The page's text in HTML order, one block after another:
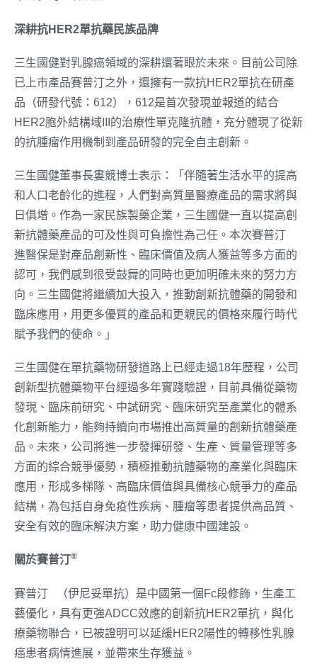
深耕抗HER2單抗藥民族品牌
三生國健對乳腺癌領域的深耕還著眼於未來。目前公司除
已上市產品賽普汀之外，還擁有一款抗HER2單抗在研產
品（研發代號：612），612是首次發現並報道的結合
HER2胞外結構域III的治療性單克隆抗體，充分體現了從新
的抗腫瘤作用機制到產品研發的完全自主創新。
三生國健董事長婁競博士表示：「伴隨著生活水平的提高
和人口老齡化的進程，人們對高質量醫療產品的需求將與
日俱增。作為一家民族製藥企業，三生國健一直以提高創
新抗體藥產品的可及性與可負擔性為己任。本次賽普汀
進醫保是對產品創新性、臨床價值及病人獲益等多方面的
認可，我們感到很受鼓舞的同時也更加明確未來的努力方
向。三生國健將繼續加大投入，推動創新抗體藥的開發和
臨床應用，用更多優質的產品和更親民的價格來履行時代
賦予我們的使命。」
三生國健在單抗藥物研發道路上已經走過18年歷程，公司
創新型抗體藥物平台經過多年實踐驗證，目前具備從藥物
發現、臨床前研究、中試研究、臨床研究至產業化的體系
化創新能力，能夠持續向市場推出高質量的創新抗體藥產
品。未來，公司將進一步發揮研發、生產、質量管理等多
方面的綜合競爭優勢，積極推動抗體藥物的產業化與臨床
應用，形成多梯隊、高臨床價值與具備核心競爭力的產品
結構，為包括自身免疫性疾病、腫瘤等患者提供高品質、
安全有效的臨床解決方案，助力健康中國建設。
關於賽普汀®
賽普汀
（伊尼妥單抗）是中國第一個Fc段修飾，生產工
藝優化，具有更強ADCC效應的創新抗HER2單抗，與化
療藥物聯合，已被證明可以延緩HER2陽性的轉移性乳腺
癌患者病情進展，並帶來生存獲益。